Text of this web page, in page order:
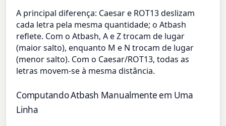
A principal diferença: Caesar e ROT13 deslizam
cada letra pela mesma quantidade; o Atbash
reflete. Com o Atbash, A e Z trocam de lugar
(maior salto), enquanto M e N trocam de lugar
(menor salto). Com o Caesar/ROT13, todas as
letras movem-se à mesma distância.
Computando Atbash Manualmente em Uma
Linha